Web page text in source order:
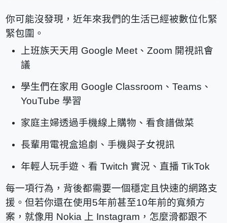
你可能沒發現，近年來我們的生活已經被數位化緊
緊包圍。
上班族天天用 Google Meet、Zoom 開視訊會
議
學生們在家用 Google Classroom、Teams、
YouTube 學習
家庭主婦透過手機線上購物、看食譜做菜
長輩用電視盒追劇、手機與子女視訊
年輕人玩手遊、看 Twitch 實況、直播 TikTok
每一項行為，背後都需要一個穩定且快速的網路支
援。但若你還在使用5年前甚至10年前的寬頻方
案，就像用 Nokia 上 Instagram，怎麼滑都跟不